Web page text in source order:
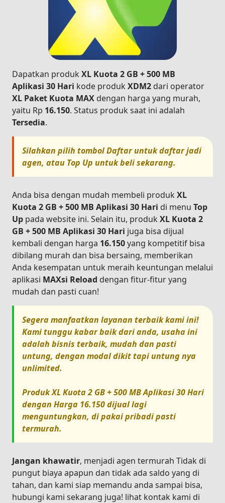
Dapatkan produk XL Kuota 2 GB + 500 MB
Aplikasi 30 Hari kode produk XDM2 dari operator
XL Paket Kuota MAX dengan harga yang murah,
yaitu Rp 16.150. Status produk saat ini adalah
Tersedia.
Silahkan pilih tombolDaftaruntuk daftar jadi
agen, atau Top Up untuk beli sekarang.
Anda bisa dengan mudah membeli produk XL
Kuota 2 GB + 500 MB Aplikasi 30 Hari di menu Top
Up pada website ini. Selain itu, produk XL Kuota 2
GB + 500 MB Aplikasi 30 Hari juga bisa dijual
kembali dengan harga 16.150yang kompetitif bisa
dibilang murah dan bisa bersaing, memberikan
Anda kesempatan untuk meraih keuntungan melalui
aplikasi MAXsi Reload dengan fitur-fitur yang
mudah dan pasti cuan!
Segera manfaatkan layanan terbaik kami ini!
Kami tunggu kabar baik dari anda, usaha ini
adalah bisnis terbaik, mudah dan pasti
untung, dengan modal dikit tapi untung nya
unlimited.
ProdukXL Kuota 2 GB + 500 MB Aplikasi 30 Hari
dengan Harga 16.150dijual lagi
menguntungkan, di pakai pribadi pasti
termurah.
Jangan khawatir, menjadi agen termurah Tidak di
pungut biaya apapun dan tidak ada saldo yang di
tahan, dan kami siap memandu anda sampai bisa,
hubungi kami sekarang juga! lihat kontak kami di